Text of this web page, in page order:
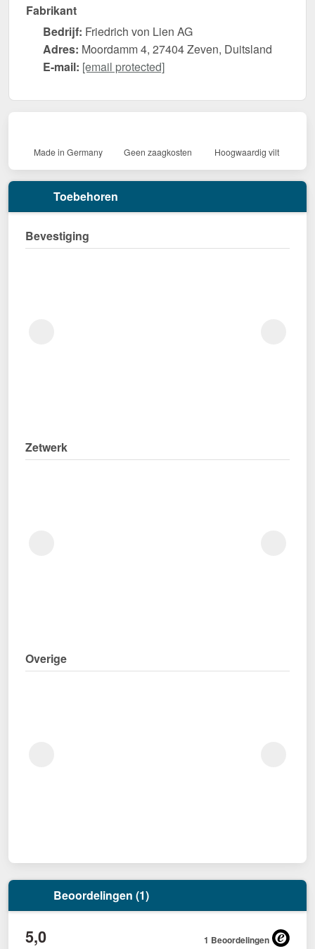
Fabrikant
Bedrijf: Friedrich von Lien AG
Adres: Moordamm 4, 27404 Zeven, Duitsland
E-mail: [email protected]
Made in Germany Geen zaagkosten Hoogwaardig vilt
Toebehoren
Bevestiging
Zetwerk
Overige
Beoordelingen (1)
5,0 1 Beoordelingen